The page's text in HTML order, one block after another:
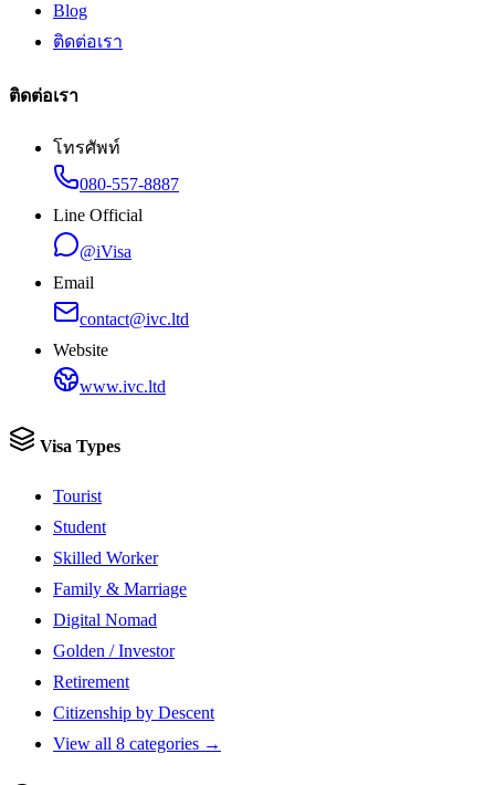
Blog
ติดต่อเรา
ติดต่อเรา
โทรศัพท์
080-557-8887
Line Official
@iVisa
Email
contact@ivc.ltd
Website
www.ivc.ltd
Visa Types
Tourist
Student
Skilled Worker
Family & Marriage
Digital Nomad
Golden / Investor
Retirement
Citizenship by Descent
View all 8 categories →